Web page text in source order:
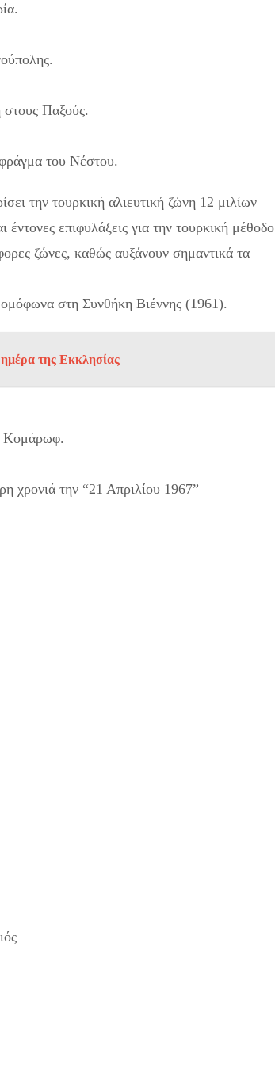
στους Παξούς.
του Νέστου.
την τουρκική αλιευτική ζώνη 12 μιλίων
έντονες επιφυλάξεις για την τουρκική μέθοδο
ζώνες, καθώς αυξάνουν σημαντικά τα
ομόφωνα στη Συνθήκη Βιέννης (1961).
της Εκκλησίας
Κομάρωφ.
χρονιά την “21 Απριλίου 1967”